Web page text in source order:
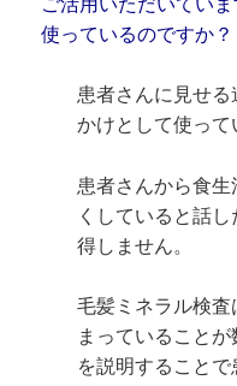
ご活用いただいてい
使っているのですか？
患者さんに見せ
かけとして使って
患者さんから食
くしていると話
得しません。
毛髪ミネラル検
まっていること
を説明すること